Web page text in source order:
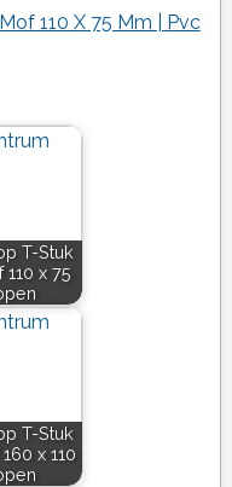
110 X 75 Mm | Pvc
T-Stuk
110 x 75
T-Stuk
x 110